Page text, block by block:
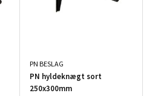
PN BESLAG
PN hyldeknægt sort
250x300mm